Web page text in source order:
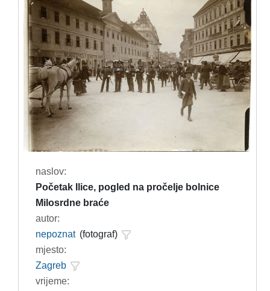
naslov:
Početak Ilice, pogled na pročelje bolnice
Milosrdne braće
autor:
nepoznat (fotograf)
mjesto:
Zagreb
vrijeme: